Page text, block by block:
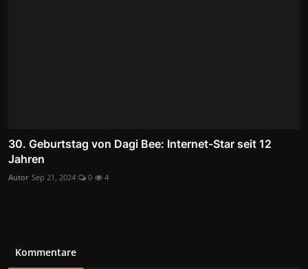
30. Geburtstag von Dagi Bee: Internet-Star seit 12
Jahren
Autor Sep 21, 2024 0 4
Kommentare